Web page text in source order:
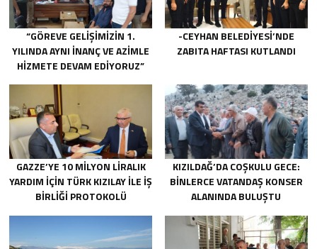
“GÖREVE GELIŞIMIZIN 1.
YILINDA AYNI INANÇ VE AZIMLE
HIZMETE DEVAM EDIYORUZ”
-CEYHAN BELEDIYESI’NDE
ZABITA HAFTASI KUTLANDI
GAZZE’YE 10 MILYON LIRALIK
YARDIM IÇIN TÜRK KIZILAY ILE IŞ
BIRLIĞI PROTOKOLÜ
KIZILDAĞ’DA COŞKULU GECE:
BINLERCE VATANDAŞ KONSER
ALANINDA BULUŞTU